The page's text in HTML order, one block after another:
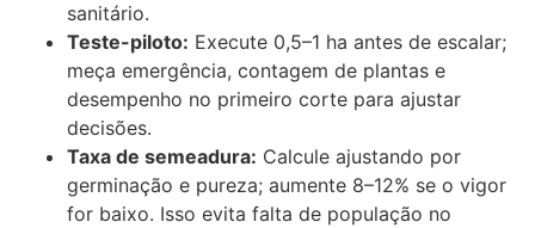
sanitário.
Teste-piloto: Execute 0,5–1 ha antes de escalar;
meça emergência, contagem de plantas e
desempenho no primeiro corte para ajustar
decisões.
Taxa de semeadura: Calcule ajustando por
germinação e pureza; aumente 8–12% se o vigor
for baixo. Isso evita falta de população no